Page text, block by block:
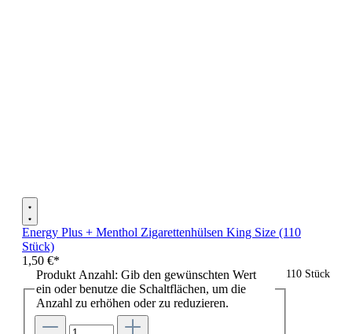
Energy Plus + Menthol Zigarettenhülsen King Size (110
Stück)
1,50 €*
110 Stück
Produkt Anzahl: Gib den gewünschten Wert
ein oder benutze die Schaltflächen, um die
Anzahl zu erhöhen oder zu reduzieren.